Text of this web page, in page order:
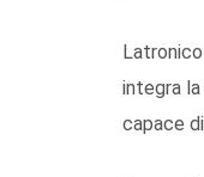
integra
capace